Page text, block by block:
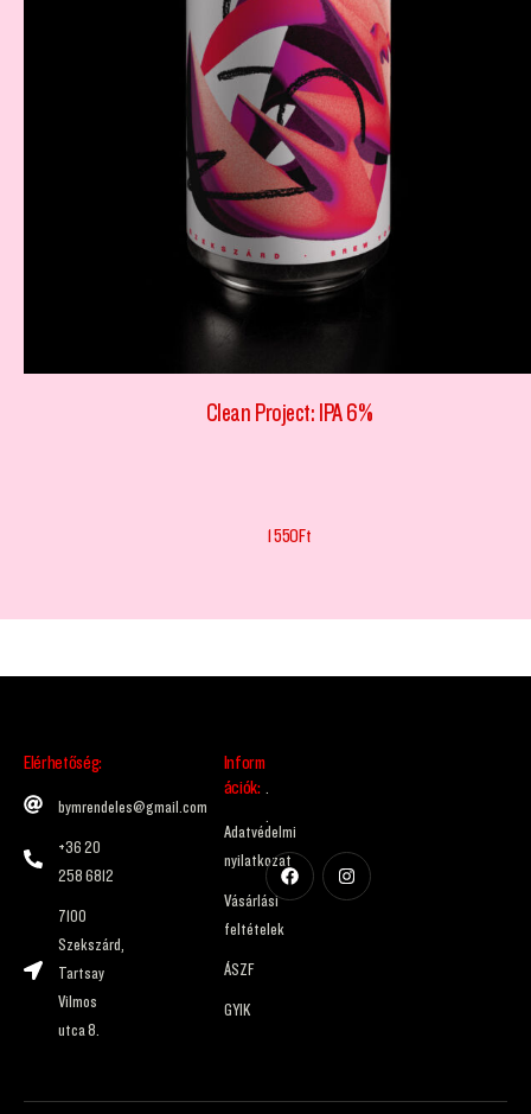
Clean Project: IPA 6%
1 550Ft
Elérhetőség:
bymrendeles@gmail.com
+36 20
258 6812
7100
Szekszárd,
Tartsay
Vilmos
utca 8.
Inform
ációk:
Adatvédelmi
nyilatkozat
Vásárlási
feltételek
ÁSZF
GYIK